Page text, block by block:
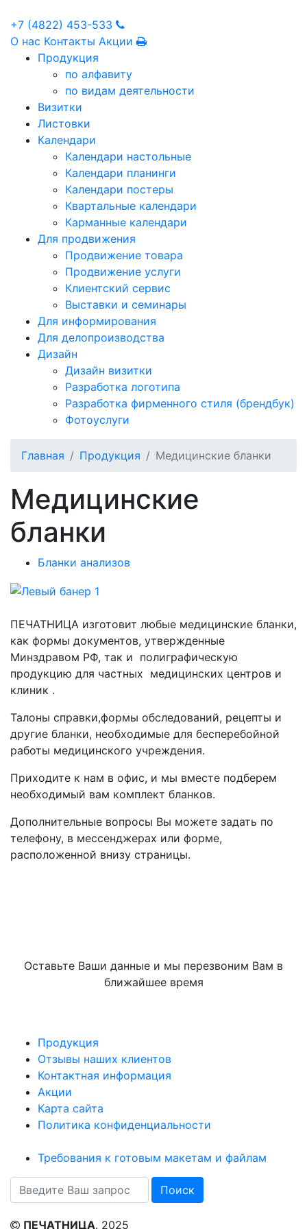
+7 (4822) 453-533
О нас Контакты Акции
Продукция
по алфавиту
по видам деятельности
Визитки
Листовки
Календари
Календари настольные
Календари планинги
Календари постеры
Квартальные календари
Карманные календари
Для продвижения
Продвижение товара
Продвижение услуги
Клиентский сервис
Выставки и семинары
Для информирования
Для делопроизводства
Дизайн
Дизайн визитки
Разработка логотипа
Разработка фирменного стиля (брендбук)
Фотоуслуги
Главная Продукция Медицинские бланки
Медицинские
бланки
Бланки анализов
ПЕЧАТНИЦА изготовит любые медицинские бланки,
как формы документов, утвержденные
Минздравом РФ, так и полиграфическую
продукцию для частных медицинских центров и
клиник .
Талоны справки,формы обследований, рецепты и
другие бланки, необходимые для бесперебойной
работы медицинского учреждения.
Приходите к нам в офис, и мы вместе подберем
необходимый вам комплект бланков.
Дополнительные вопросы Вы можете задать по
телефону, в мессенджерах или форме,
расположенной внизу страницы.
Оставьте Ваши данные и мы перезвоним Вам в
ближайшее время
Продукция
Отзывы наших клиентов
Контактная информация
Акции
Карта сайта
Политика конфиденциальности
Требования к готовым макетам и файлам
ПЕЧАТНИЦА. 2025